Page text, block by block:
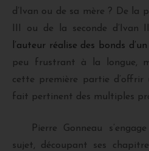
d’Ivan ou de sa mère ? De la
III ou de la seconde d’Ivan
l’auteur réalise des bonds
peu frustrant à la longue,
cette première partie
fait pertinent des multiples
Pierre Gonneau
sujet, découpant ses